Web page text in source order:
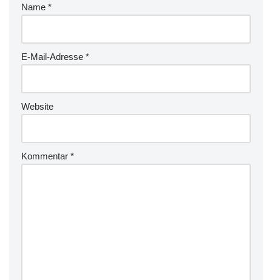
Name *
E-Mail-Adresse *
Website
Kommentar *